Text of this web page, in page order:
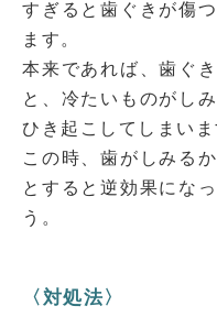
すぎると歯ぐきが傷
ます。
本来であれば、歯ぐ
と、冷たいものがし
ひき起こしてしまいま
この時、歯がしみる
とすると逆効果にな
う。
〈対処法〉